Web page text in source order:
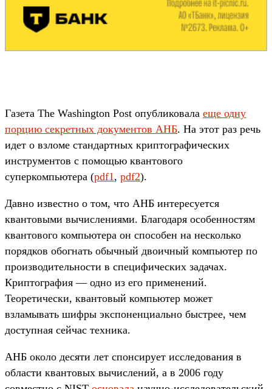
Газета The Washington Post опубликовала еще одну
порцию секретных документов АНБ. На этот раз речь
идет о взломе стандартных криптографических
инструментов с помощью квантового
суперкомпьютера (pdf1 , pdf2).
Давно известно о том, что АНБ интересуется
квантовыми вычислениями. Благодаря особенностям
квантового компьютера он способен на несколько
порядков обогнать обычный двоичный компьютер по
производительности в специфических задачах.
Криптография — одно из его применений.
Теоретически, квантовый компьютер может
взламывать шифры экспоненциально быстрее, чем
доступная сейчас техника.
АНБ около десяти лет спонсирует исследования в
области квантовых вычислений, а в 2006 году